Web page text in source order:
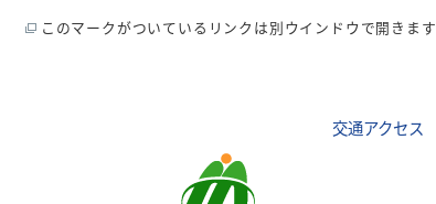
このマークがついているリンクは別ウインドウで開きます
交通アクセス